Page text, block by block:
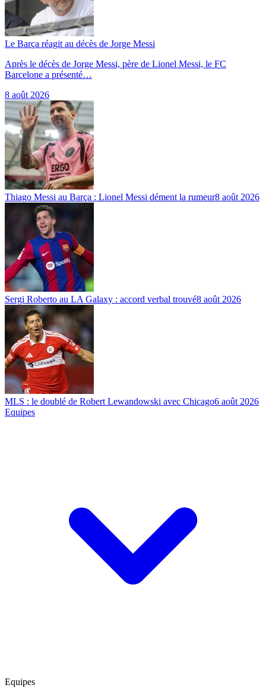
Le Barça réagit au décès de Jorge Messi
Après le décès de Jorge Messi, père de Lionel Messi, le FC
Barcelone a présenté…
8 août 2026
Thiago Messi au Barça : Lionel Messi dément la rumeur8 août 2026
Sergi Roberto au LA Galaxy : accord verbal trouvé8 août 2026
MLS : le doublé de Robert Lewandowski avec Chicago6 août 2026
Equipes
Equipes